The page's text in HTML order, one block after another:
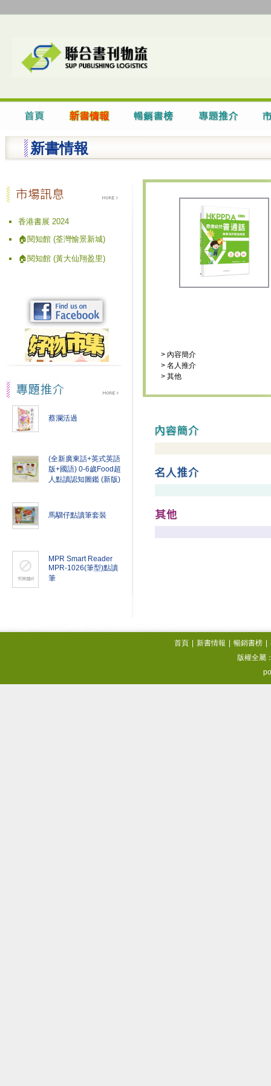
新書情報
香港書展 2024
🏠閱知館 (荃灣愉景新城)
🏠閱知館 (黃大仙翔盈里)
蔡瀾活過
(全新廣東話+英式英語
版+國語) 0-6歲Food超
人點讀認知圖鑑 (新版)
馬騮仔點讀筆套裝
MPR Smart Reader
MPR-1026(筆型)點讀
筆
> 內容簡介
> 名人推介
> 其他
首頁 新書情報 暢銷書榜
版權全屬